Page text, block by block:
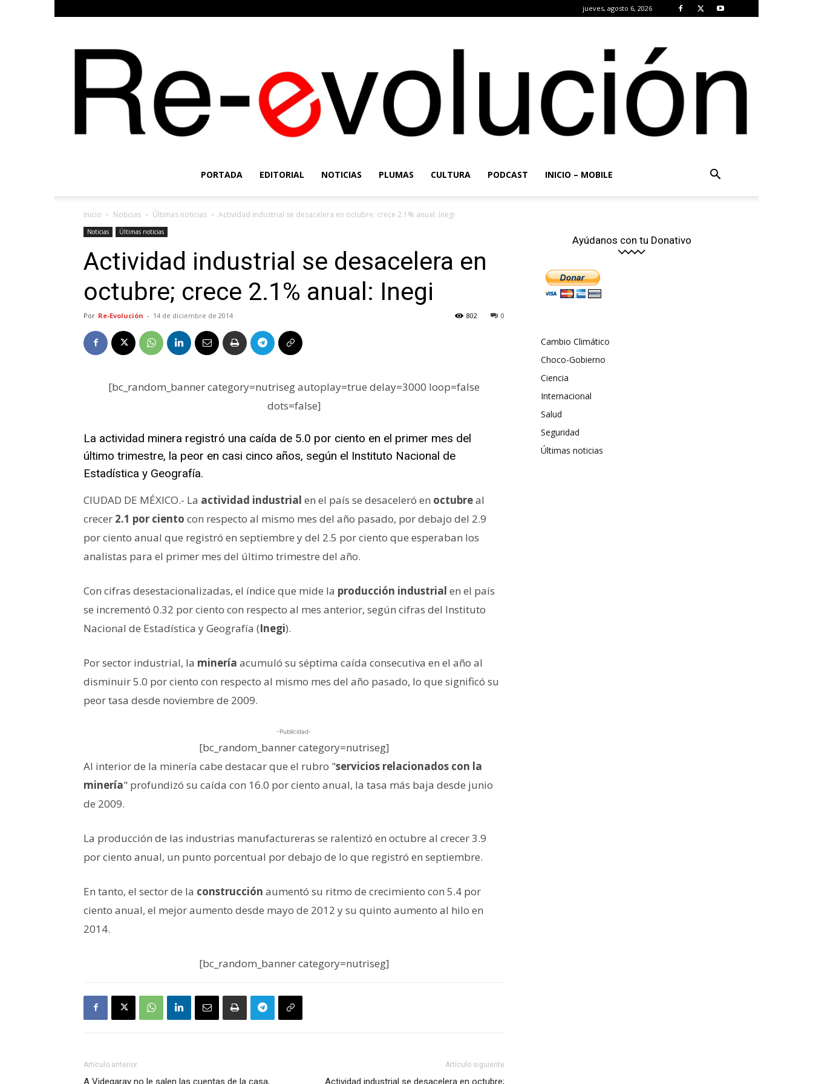
jueves, agosto 6, 2026
Evolución
PORTADA EDITORIAL NOTICIAS PLUMAS CULTURA PODCAST INICIO – MOBILE
Inicio Noticias Últimas noticias Actividad industrial se desacelera en octubre; crece 2.1% anual: Inegi
Noticias Últimas noticias
Actividad industrial se desacelera en
octubre; crece 2.1% anual: Inegi
Por Re-Evolución - 14 de diciembre de 2014 0
802
[bc_random_banner category=nutriseg autoplay=true delay=3000 loop=false
dots=false]
La actividad minera registró una caída de 5.0 por ciento en el primer mes del
último trimestre, la peor en casi cinco años, según el Instituto Nacional de
Estadística y Geografía.
CIUDAD DE MÉXICO.- La actividad industrial en el país se desaceleró en octubreal
crecer 2.1 por ciento con respecto al mismo mes del año pasado, por debajo del 2.9
por ciento anual que registró en septiembre y del 2.5 por ciento que esperaban los
analistas para el primer mes del último trimestre del año.
Con cifras desestacionalizadas, el índice que mide la producción industrial en el país
se incrementó 0.32 por ciento con respecto al mes anterior, según cifras del Instituto
Nacional de Estadística y Geografía (Inegi).
Por sector industrial, la minería acumuló su séptima caída consecutiva en el año al
disminuir 5.0 por ciento con respecto al mismo mes del año pasado, lo que significó su
peor tasa desde noviembre de 2009.
-Publicidad-
[bc_random_banner category=nutriseg]
Al interior de la minería cabe destacar que el rubro "servicios relacionados con la
minería" profundizó su caída con 16.0 por ciento anual, la tasa más baja desde junio
de 2009.
La producción de las industrias manufactureras se ralentizó en octubre al crecer 3.9
por ciento anual, un punto porcentual por debajo de lo que registró en septiembre.
En tanto, el sector de la construcción aumentó su ritmo de crecimiento con 5.4 por
ciento anual, el mejor aumento desde mayo de 2012 y su quinto aumento al hilo en
2014.
[bc_random_banner category=nutriseg]
Artículo anterior
A Videgaray no le salen las cuentas de la casa,
Artículo siguiente
Actividad industrial se desacelera en octubre;
Ayúdanos con tu Donativo
Cambio Climático
Choco-Gobierno
Ciencia
Internacional
Salud
Seguridad
Últimas noticias